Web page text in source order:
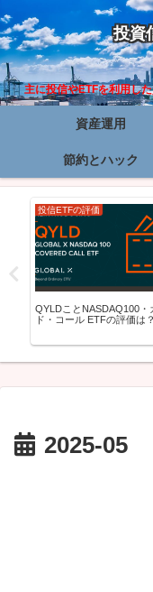
投資
主に投信やETFを利用し
資産運用
節約とハック
投信ETFの評価
QYLDことNASDAQ100・
ド・コール ETFの評価は？
2025-05